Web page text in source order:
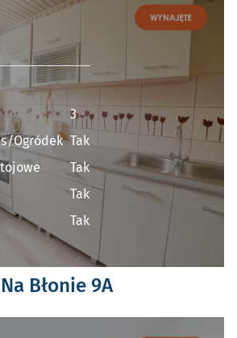
Na Błonie 9A
3
Ogródek Tak
Tak
Tak
Tak